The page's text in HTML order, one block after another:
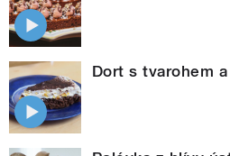
Dort s tvarohem a